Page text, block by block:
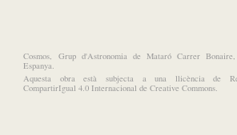
Cosmos, Grup d'Astronomia de Mataró Carrer
Espanya.
Aquesta obra està subjecta a una llicència de
CompartirIgual 4.0 Internacional de Creative Commons.